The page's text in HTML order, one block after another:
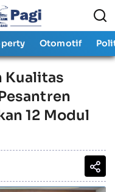
Otomotif
Kualitas
12 Modul